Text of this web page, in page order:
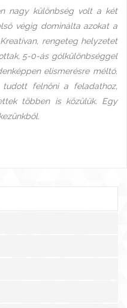
nagy különbség volt a két
végig dominálta azokat a
rengeteg helyzetet
5-0-ás gólkülönbséggel
elismerésre méltó.
felnőni a feladathoz,
többen is közülük. Egy